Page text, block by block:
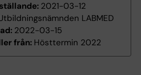
2021-03-12
LABMED
2022-03-15
från: Hösttermin 2022